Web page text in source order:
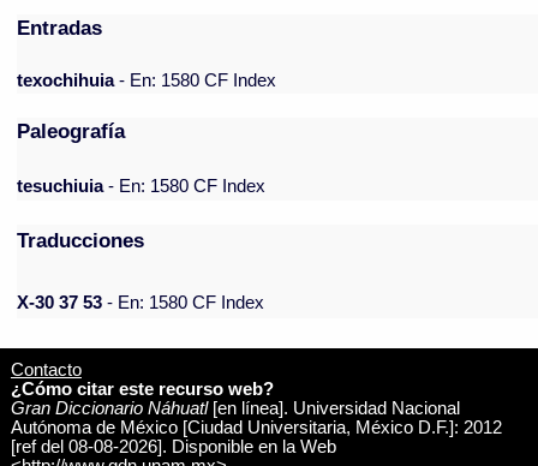
Entradas
texochihuia- En: 1580 CF Index
Paleografía
tesuchiuia- En: 1580 CF Index
Traducciones
X-30 37 53 - En: 1580 CF Index
Contacto
¿Cómo citar este recurso web?
Gran Diccionario Náhuatl[en línea]. Universidad Nacional
Autónoma de México [Ciudad Universitaria, México D.F.]: 2012
[ref del 08-08-2026]. Disponible en la Web